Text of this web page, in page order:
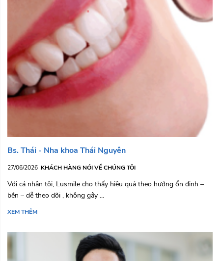
Bs. Thái - Nha khoa Thái Nguyên
27/06/2026 KHÁCH HÀNG NÓI VỀ CHÚNG TÔI
Với cá nhân tôi, Lusmile cho thấy hiệu quả theo hướng ổn định –
bền – dễ theo dõi , không gây ...
XEM THÊM